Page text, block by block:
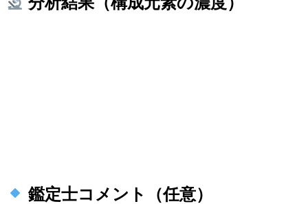
鑑定士コメント（任意）